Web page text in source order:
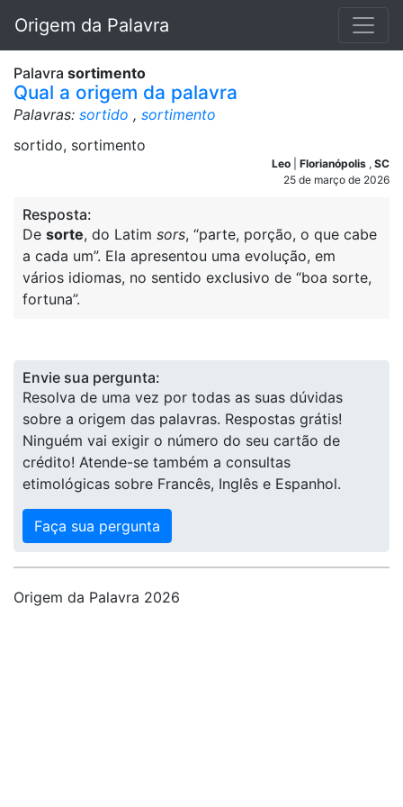
Origem da Palavra
Palavra sortimento
Qual a origem da palavra
Palavras: sortido , sortimento
sortido, sortimento
Leo Florianópolis , SC
25 de março de 2026
Resposta:
De sorte, do Latim sors, “parte, porção, o que cabe
a cada um”. Ela apresentou uma evolução, em
vários idiomas, no sentido exclusivo de “boa sorte,
fortuna”.
Envie sua pergunta:
Resolva de uma vez por todas as suas dúvidas
sobre a origem das palavras. Respostas grátis!
Ninguém vai exigir o número do seu cartão de
crédito! Atende-se também a consultas
etimológicas sobre Francês, Inglês e Espanhol.
Faça sua pergunta
Origem da Palavra 2026